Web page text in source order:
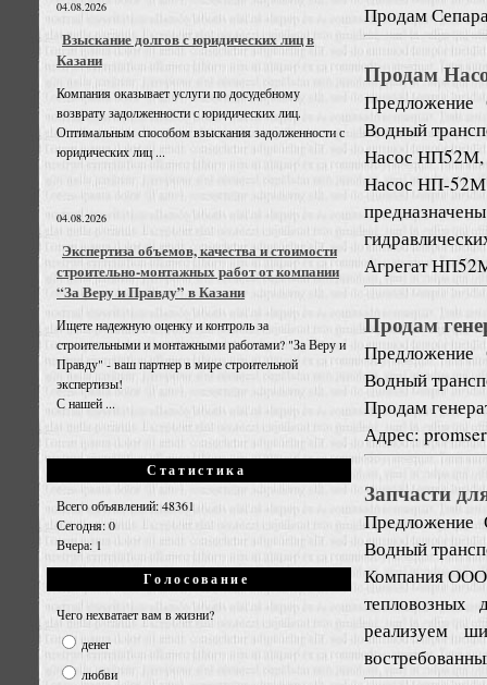
04.08.2026
Взыскание долгов с юридических лиц в
Казани
Компания оказывает услуги по досудебному
возврату задолженности с юридических лиц.
Оптимальным способом взыскания задолженности с
юридических лиц ...
04.08.2026
Экспертиза объемов, качества и стоимости
строительно-монтажных работ от компании
“За Веру и Правду” в Казани
Ищете надежную оценку и контроль за
строительными и монтажными работами? "За Веру и
Правду" - ваш партнер в мире строительной
экспертизы!
С нашей ...
Статистика
Всего объявлений: 48361
Сегодня: 0
Вчера: 1
Голосование
Чего нехватает вам в жизни?
денег
любви
Продам
Продам
Предложение
Водный
Насос
Насос НП-
Агрегат
Продам
Предложение
Водный
Продам
Адрес:
Запчасти
Предложение
Водный
Компания ООО
тепловозных
реализуем